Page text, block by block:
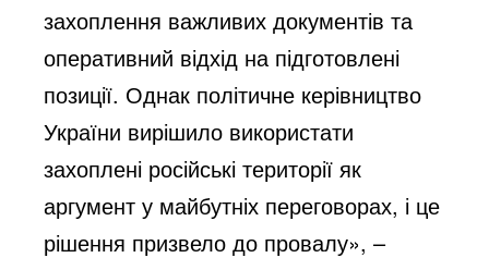
захоплення важливих документів та
оперативний відхід на підготовлені
позиції. Однак політичне керівництво
України вирішило використати
захоплені російські території як
аргумент у майбутніх переговорах, і це
рішення призвело до провалу», –